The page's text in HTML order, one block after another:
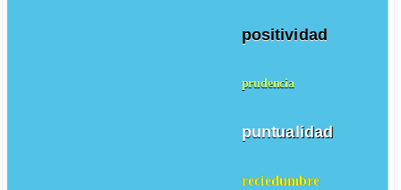
positividad
prudencia
puntualidad
reciedumbre